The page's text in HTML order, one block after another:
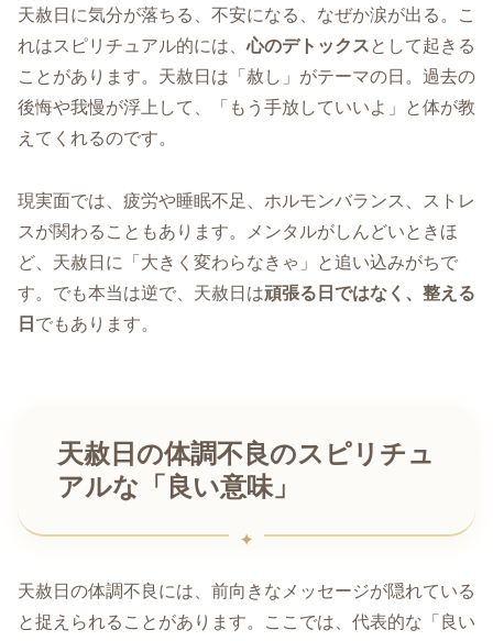
天赦日に気分が落ちる、不安になる、なぜか涙が出る。こ
れはスピリチュアル的には、心のデトックスとして起きる
ことがあります。天赦日は「赦し」がテーマの日。過去の
後悔や我慢が浮上して、「もう手放していいよ」と体が教
えてくれるのです。
現実面では、疲労や睡眠不足、ホルモンバランス、ストレ
スが関わることもあります。メンタルがしんどいときほ
ど、天赦日に「大きく変わらなきゃ」と追い込みがちで
す。でも本当は逆で、天赦日は頑張る日ではなく、整える
日 でもあります。
天赦日の体調不良のスピリチュ
アルな「良い意味」
天赦日の体調不良には、前向きなメッセージが隠れている
と捉えられることがあります。ここでは、代表的な「良い